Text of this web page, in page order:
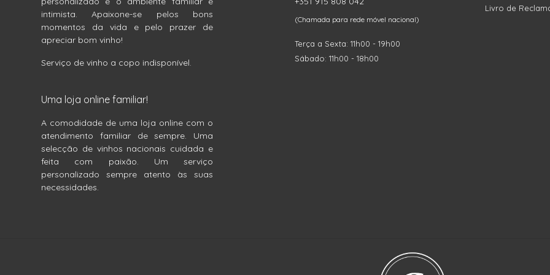
intimista. Apaixone-se pelos bons
momentos da vida e pelo prazer de
apreciar bom vinho!
Serviço de vinho a copo indisponível.
Uma loja online familiar!
A comodidade de uma loja online com o
atendimento familiar de sempre. Uma
selecção de vinhos nacionais cuidada e
feita com paixão. Um serviço
personalizado sempre atento às suas
necessidades.
(Chamada para rede móvel nacional)
Terça a Sexta: 11h00 - 19h00
Sábado: 11h00 - 18h00
Livro de